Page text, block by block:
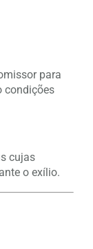
para
condições
cujas
o exílio.